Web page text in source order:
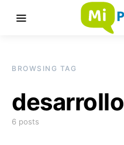
BROWSING TAG
desarrollo
6 posts